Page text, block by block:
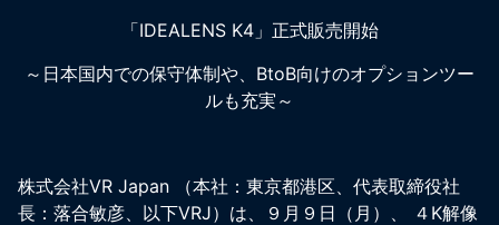
「IDEALENS K4」正式販売開始
～日本国内での保守体制や、BtoB向けのオプションツー
ルも充実～
株式会社VR Japan （本社：東京都港区、代表取締役社
長：落合敏彦、以下VRJ）は、９月９日（月）、 ４K解像